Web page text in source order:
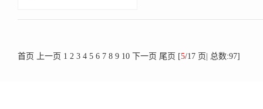
首页 上一页 1 2 3 4 5 6 7 8 9 10 下一页 尾页 [5/17 页| 总数:97]